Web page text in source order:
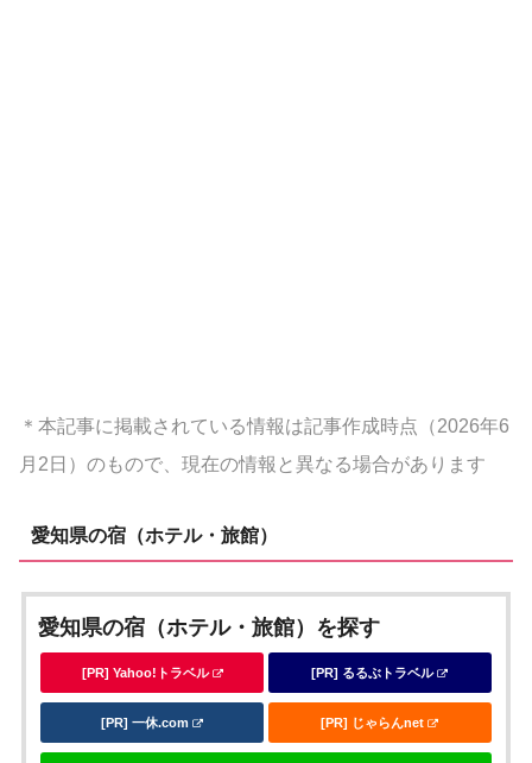
＊本記事に掲載されている情報は記事作成時点（2026年6
月2日）のもので、現在の情報と異なる場合があります
愛知県の宿（ホテル・旅館）
愛知県の宿（ホテル・旅館）を探す
[PR] Yahoo!トラベル [PR] るるぶトラベル
[PR] 一休.com [PR] じゃらんnet